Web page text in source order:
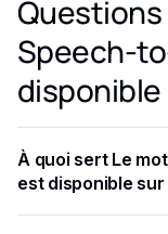
Speech-
disponible
À quoi sert Le
est disponible sur